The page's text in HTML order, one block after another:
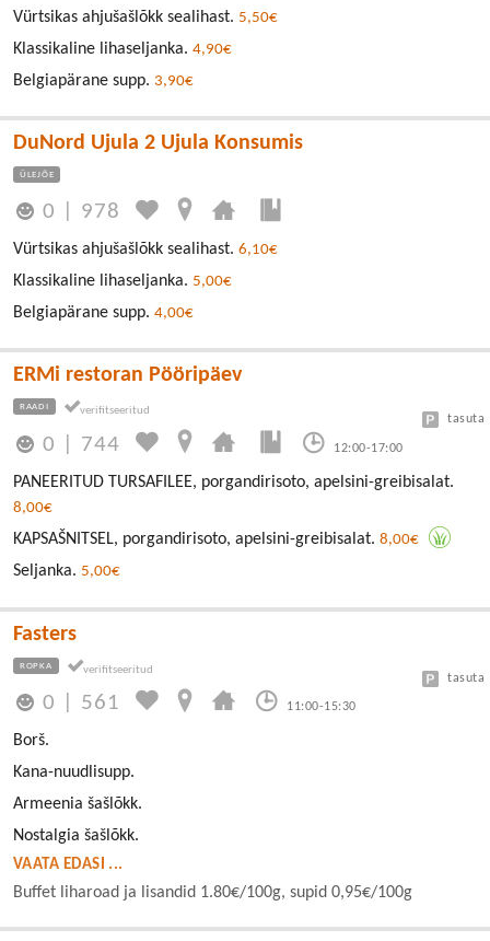
Vürtsikas ahjušašlõkk sealihast. 5,50€
Klassikaline lihaseljanka. 4,90€
Belgiapärane supp. 3,90€
DuNord Ujula 2 Ujula Konsumis
ÜLEJÕE
0 978
Vürtsikas ahjušašlõkk sealihast. 6,10€
Klassikaline lihaseljanka. 5,00€
Belgiapärane supp. 4,00€
ERMi restoran Pööripäev
RAADI
0 744 12:00-17:00
tasuta
PANEERITUD TURSAFILEE, porgandirisoto, apelsini-greibisalat.
8,00€
KAPSAŠNITSEL, porgandirisoto, apelsini-greibisalat. 8,00€
Seljanka. 5,00€
Fasters
ROPKA
0 561 11:00-15:30
tasuta
Borš.
Kana-nuudlisupp.
Armeenia šašlõkk.
Nostalgia šašlõkk.
VAATA EDASI ...
Buffet liharoad ja lisandid 1.80€/100g, supid 0,95€/100g